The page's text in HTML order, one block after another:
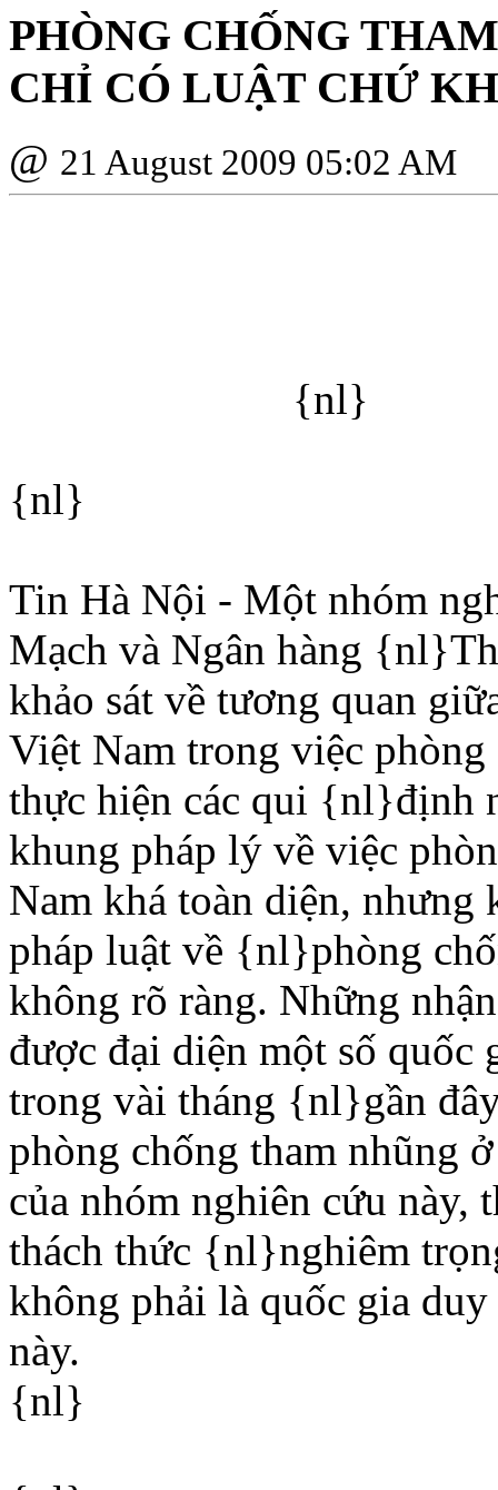
PHÒNG CHỐNG
CHỈ CÓ LUẬT CHỨ
@ 21 August 2009 05:02 AM
{nl}
{nl}
Tin Hà Nội - Một nhóm
Mạch và Ngân hàng
khảo sát về tương quan
Việt Nam trong việc
thực hiện các qui {nl}định
khung pháp lý về việc
Nam khá toàn diện, nhưng
pháp luật về {nl}phòng
không rõ ràng. Những
được đại diện một số quốc
trong vài tháng {nl}gần
phòng chống tham nhũng
của nhóm nghiên cứu này,
thách thức {nl}nghiêm
không phải là quốc gia
này.
{nl}